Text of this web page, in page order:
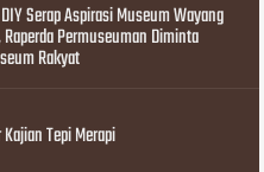
Serap Aspirasi Museum Wayang
Permuseuman Diminta
Rakyat
Tepi Merapi